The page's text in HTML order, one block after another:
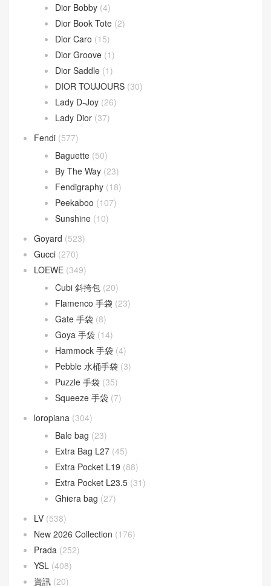
Dior Bobby (4)
Dior Book Tote (2)
Dior Caro (15)
Dior Groove (1)
Dior Saddle (1)
DIOR TOUJOURS (30)
Lady D-Joy (26)
Lady Dior (37)
Fendi (577)
Baguette (50)
By The Way (23)
Fendigraphy (18)
Peekaboo (107)
Sunshine (10)
Goyard (523)
Gucci (270)
LOEWE (349)
Cubi 斜挎包 (20)
Flamenco 手袋 (23)
Gate 手袋 (8)
Goya 手袋 (14)
Hammock 手袋 (4)
Pebble 水桶手袋 (3)
Puzzle 手袋 (35)
Squeeze 手袋 (7)
loropiana (304)
Bale bag (23)
Extra Bag L27 (45)
Extra Pocket L19 (88)
Extra Pocket L23.5 (31)
Ghiera bag (27)
LV (538)
New 2026 Collection (176)
Prada (252)
YSL (408)
資訊 (20)